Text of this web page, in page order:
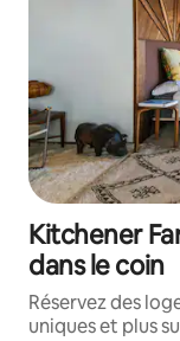
Kitchener
dans le coin
Réservez des
uniques et plus